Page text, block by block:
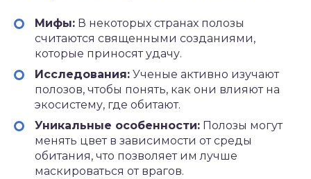
Мифы: В некоторых странах полозы
считаются священными созданиями,
которые приносят удачу.
Исследования: Ученые активно изучают
полозов, чтобы понять, как они влияют на
экосистему, где обитают.
Уникальные особенности: Полозы могут
менять цвет в зависимости от среды
обитания, что позволяет им лучше
маскироваться от врагов.